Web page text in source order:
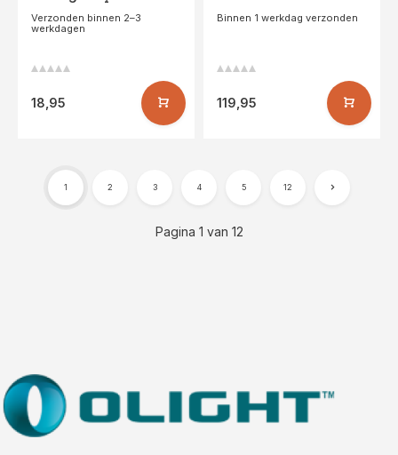
Verzonden binnen 2–3
werkdagen
18,95
Binnen 1 werkdag verzonden
119,95
Pagina 1 van 12
1 2 3 4 5 12